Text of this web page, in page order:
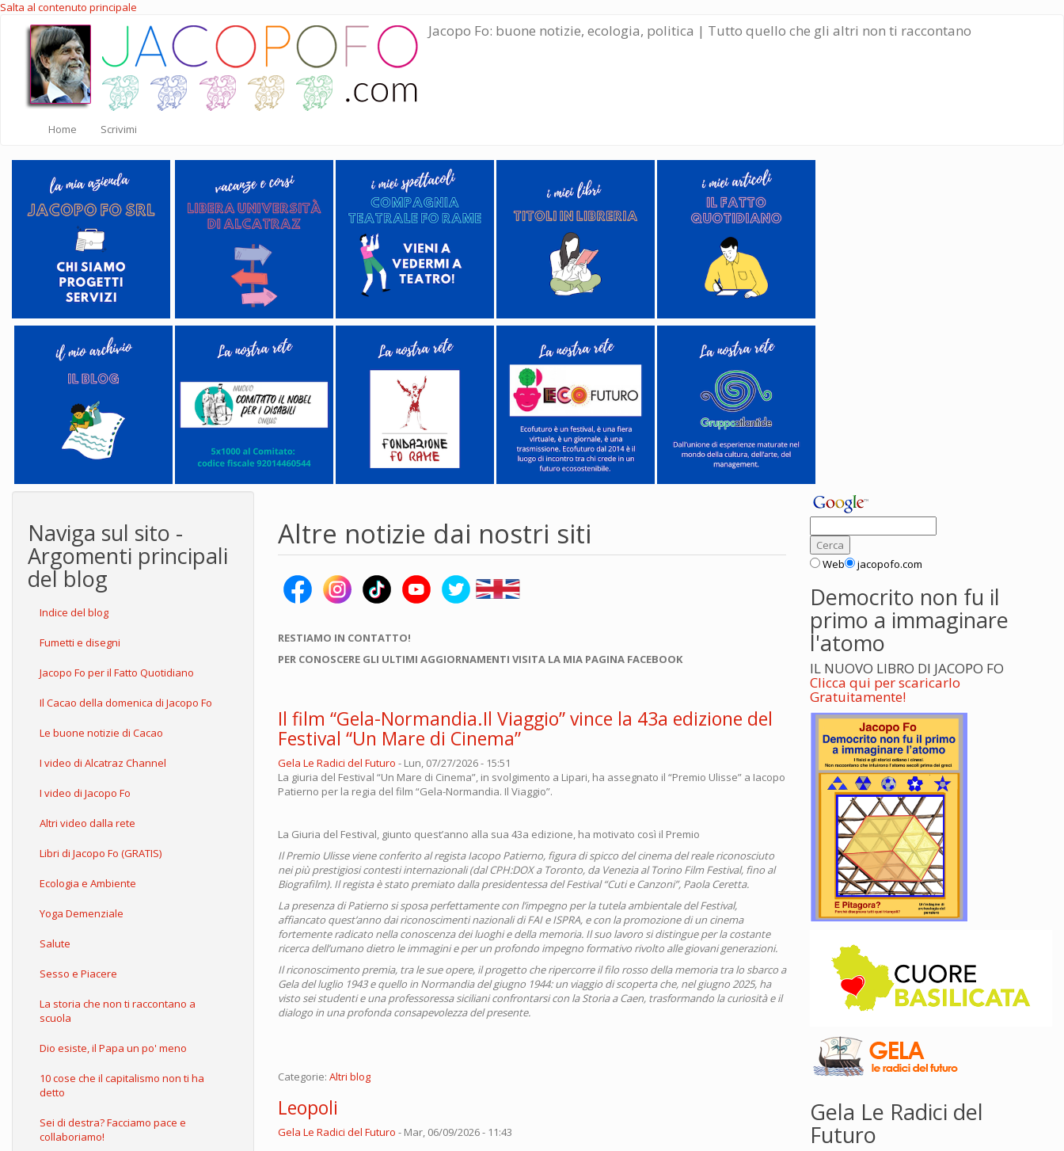
Salta al contenuto principale
Jacopo Fo: buone notizie, ecologia, politica | Tutto quello che gli altri non ti raccontano
Home Scrivimi
Naviga sul sito -
Argomenti principali
del blog
Indice del blog
Fumetti e disegni
Jacopo Fo per il Fatto Quotidiano
Il Cacao della domenica di Jacopo Fo
Le buone notizie di Cacao
I video di Alcatraz Channel
I video di Jacopo Fo
Altri video dalla rete
Libri di Jacopo Fo (GRATIS)
Ecologia e Ambiente
Yoga Demenziale
Salute
Sesso e Piacere
La storia che non ti raccontano a
scuola
Dio esiste, il Papa un po' meno
10 cose che il capitalismo non ti ha
detto
Sei di destra? Facciamo pace e
collaboriamo!
Altre notizie dai nostri siti
RESTIAMO IN CONTATTO!
PER CONOSCERE GLI ULTIMI AGGIORNAMENTI VISITA LA MIA PAGINA FACEBOOK
Il film “Gela-Normandia.Il Viaggio” vince la 43a edizione del
Festival “Un Mare di Cinema”
Gela Le Radici del Futuro - Lun, 07/27/2026 - 15:51
La giuria del Festival “Un Mare di Cinema”, in svolgimento a Lipari, ha assegnato il “Premio Ulisse” a Iacopo
Patierno per la regia del film “Gela-Normandia. Il Viaggio”.
La Giuria del Festival, giunto quest’anno alla sua 43a edizione, ha motivato così il Premio
Il Premio Ulisse viene conferito al regista Iacopo Patierno, figura di spicco del cinema del reale riconosciuto
nei più prestigiosi contesti internazionali (dal CPH:DOX a Toronto, da Venezia al Torino Film Festival, fino al
Biografilm). Il regista è stato premiato dalla presidentessa del Festival “Cuti e Canzoni”, Paola Ceretta.
La presenza di Patierno si sposa perfettamente con l’impegno per la tutela ambientale del Festival,
affiancato quest’anno dai riconoscimenti nazionali di FAI e ISPRA, e con la promozione di un cinema
fortemente radicato nella conoscenza dei luoghi e della memoria. Il suo lavoro si distingue per la costante
ricerca dell’umano dietro le immagini e per un profondo impegno formativo rivolto alle giovani generazioni.
Il riconoscimento premia, tra le sue opere, il progetto che ripercorre il filo rosso della memoria tra lo sbarco a
Gela del luglio 1943 e quello in Normandia del giugno 1944: un viaggio di scoperta che, nel giugno 2025, ha
visto sei studenti e una professoressa siciliani confrontarsi con la Storia a Caen, trasformando la curiosità e il
dialogo in una profonda consapevolezza del presente.
Categorie: Altri blog
Leopoli
Gela Le Radici del Futuro - Mar, 06/09/2026 - 11:43
Web jacopofo.com
Democrito non fu il
primo a immaginare
l'atomo
IL NUOVO LIBRO DI JACOPO FO
Clicca qui per scaricarlo
Gratuitamente!
Gela Le Radici del
Futuro